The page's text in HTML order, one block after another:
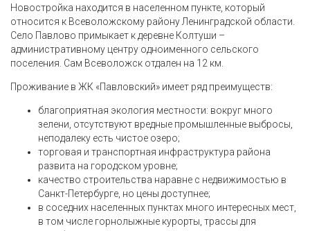
Новостройка находится в населенном пункте, который
относится к Всеволожскому району Ленинградской области.
Село Павлово примыкает к деревне Колтуши –
административному центру одноименного сельского
поселения. Сам Всеволожск отдален на 12 км.
Проживание в ЖК «Павловский» имеет ряд преимуществ:
благоприятная экология местности: вокруг много
зелени, отсутствуют вредные промышленные выбросы,
неподалеку есть чистое озеро;
торговая и транспортная инфраструктура района
развита на городском уровне;
качество строительства наравне с недвижимостью в
Санкт-Петербурге, но цены доступнее;
в соседних населенных пунктах много интересных мест,
в том числе горнолыжные курорты, трассы для